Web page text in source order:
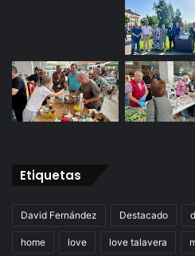
Etiquetas
David Fernández Destacado
home love love talavera